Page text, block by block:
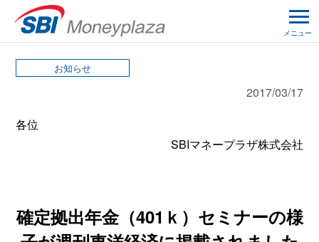
メニュー
お知らせ
2017/03/17
各位
SBIマネープラザ株式会社
確定拠出年金（401ｋ）セミナーの様